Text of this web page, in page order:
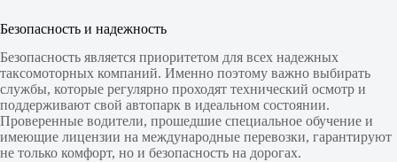
Безопасность и надежность
Безопасность является приоритетом для всех надежных
таксомоторных компаний. Именно поэтому важно выбирать
службы, которые регулярно проходят технический осмотр и
поддерживают свой автопарк в идеальном состоянии.
Проверенные водители, прошедшие специальное обучение и
имеющие лицензии на международные перевозки, гарантируют
не только комфорт, но и безопасность на дорогах.